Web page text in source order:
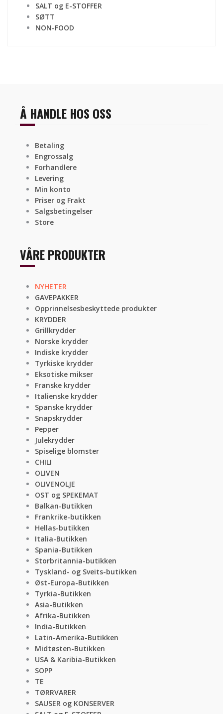
SALT og E-STOFFER
SØTT
NON-FOOD
Å HANDLE HOS OSS
Betaling
Engrossalg
Forhandlere
Levering
Min konto
Priser og Frakt
Salgsbetingelser
Store
VÅRE PRODUKTER
NYHETER
GAVEPAKKER
Opprinnelsesbeskyttede produkter
KRYDDER
Grillkrydder
Norske krydder
Indiske krydder
Tyrkiske krydder
Eksotiske mikser
Franske krydder
Italienske krydder
Spanske krydder
Snapskrydder
Pepper
Julekrydder
Spiselige blomster
CHILI
OLIVEN
OLIVENOLJE
OST og SPEKEMAT
Balkan-Butikken
Frankrike-butikken
Hellas-butikken
Italia-Butikken
Spania-Butikken
Storbritannia-butikken
Tyskland- og Sveits-butikken
Øst-Europa-Butikken
Tyrkia-Butikken
Asia-Butikken
Afrika-Butikken
India-Butikken
Latin-Amerika-Butikken
Midtøsten-Butikken
USA & Karibia-Butikken
SOPP
TE
TØRRVARER
SAUSER og KONSERVER